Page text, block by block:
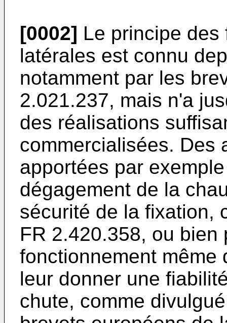
[0002] Le principe
latérales est connu
notamment par les
2.021.237, mais n'a
des réalisations
commercialisées. Des
apportées par
dégagement de la
sécurité de la fixation,
FR 2.420.358, ou bien
fonctionnement même
leur donner une
chute, comme